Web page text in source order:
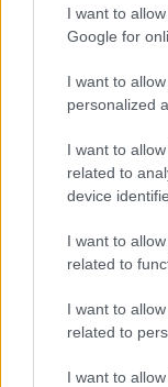
I want to
Google for
I want to
personalized
I want to
related to
device
I want to
related to
I want to
related to
I want to
παραγωγικές
οποίων θα
ιστορική
πολιτισμό κάθε
προϊόντα,